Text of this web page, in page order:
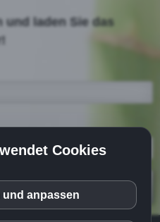
und laden Sie das
Cookies
Daten (z. B.
und verwenden Cookies
und anpassen